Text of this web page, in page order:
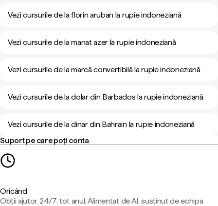
Vezi cursurile de la florin aruban la rupie indoneziană
Vezi cursurile de la manat azer la rupie indoneziană
Vezi cursurile de la marcă convertibilă la rupie indoneziană
Vezi cursurile de la dolar din Barbados la rupie indoneziană
Vezi cursurile de la dinar din Bahrain la rupie indoneziană
Suport pe care poți conta
Oricând
Obții ajutor 24/7, tot anul. Alimentat de AI, susținut de echipa